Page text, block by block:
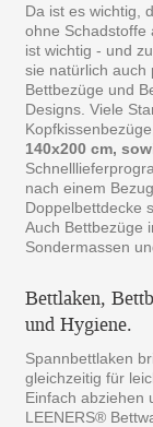
Da ist es wichtig,
ohne Schadstoffe
ist wichtig - und
sie natürlich auch
Bettbezüge und
Designs. Viele
140x200 cm,
nach einem
Doppelbettdecke
Auch Bettbezüge
Sondermassen
Bettlaken,
und Hygiene.
Spannbettlaken
gleichzeitig für
Einfach abziehen
LEENERS®